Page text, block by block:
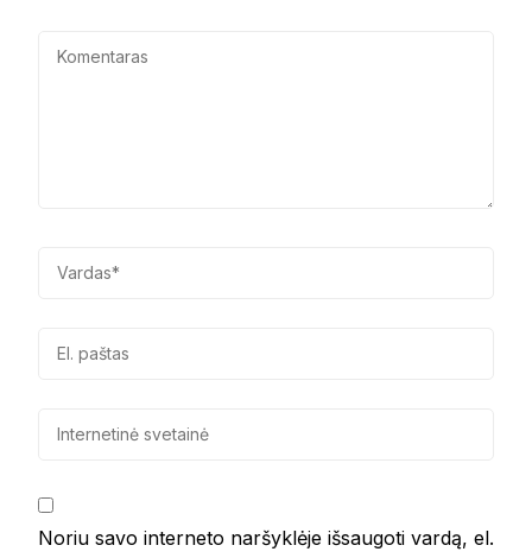
Noriu savo interneto naršyklėje išsaugoti vardą, el.